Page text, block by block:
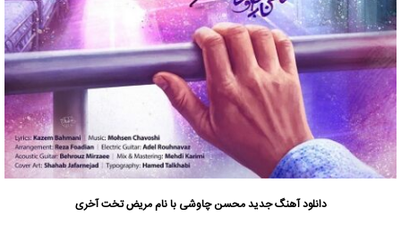
دانلود آهنگ جدیدمحسن چاوشی با نام مریض تخت آخری